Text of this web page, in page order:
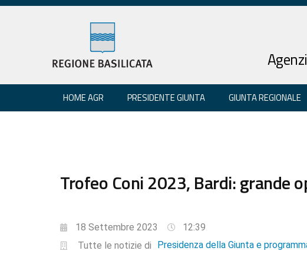
HOME AGR PRESIDENTE GIUNTA GIUNTA REGIONALE
Trofeo Coni 2023, Bardi: grande
18 Settembre 2023
12:39
Tutte le notizie di
Presidenza della Giunta e